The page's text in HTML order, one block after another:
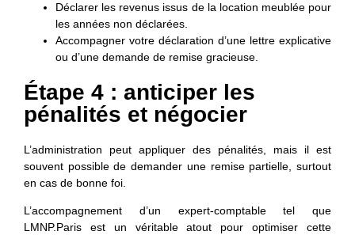
Déclarer les revenus issus de la location meublée pour
les années non déclarées.
Accompagner votre déclaration d’une lettre explicative
ou d’une demande de remise gracieuse.
Étape 4 : anticiper les
pénalités et négocier
L’administration peut appliquer des pénalités, mais il est
souvent possible de demander une remise partielle, surtout
en cas de bonne foi.
L’accompagnement d’un expert-comptable tel que
LMNP.Paris est un véritable atout pour optimiser cette